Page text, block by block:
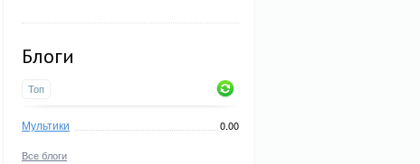
Блоги
Топ
Мультики 0.00
Все блоги